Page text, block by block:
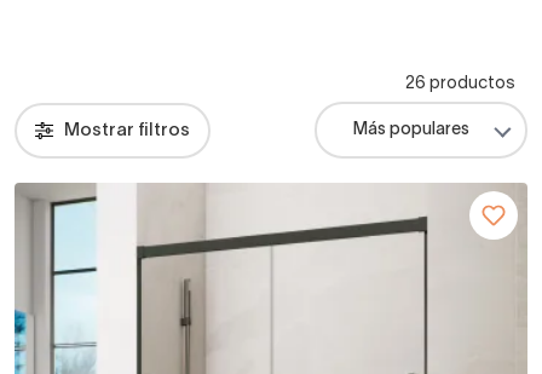
Mostrar filtros
26 productos